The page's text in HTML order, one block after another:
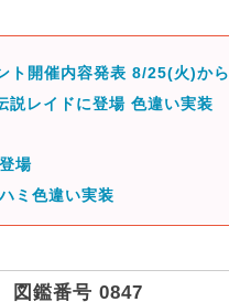
ト開催内容発表 8/25(火)から
説レイドに登場 色違い実装
場
ミ色違い実装
図鑑番号 0847